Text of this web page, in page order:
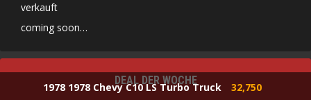
verkauft
coming soon…
DEAL DER WOCHE
1978 1978 Chevy C10 LS Turbo Truck 32,750